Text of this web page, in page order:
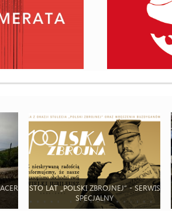
STO LAT „POLSKI ZBROJNEJ” - SERWIS
SPECJALNY